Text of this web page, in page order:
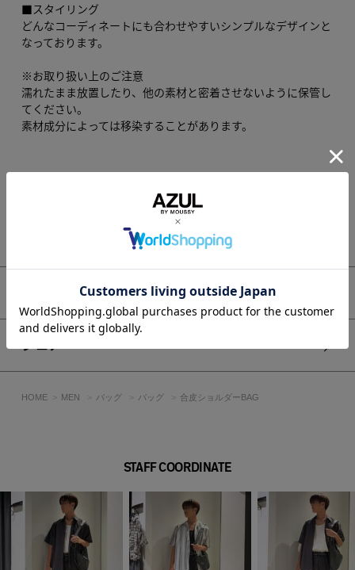
■スタイリング
どんなコーディネートにも合わせやすいシンプルなデザインと
なっております。
※お取り扱い上のご注意
濡れたまま放置したり、他の素材と密着させないように保管し
てください。
素材成分によっては移染することがあります。
※画像の商品はサンプルです。実際の商品と仕様、加工が若干
異なる場合があります。
※画像の商品は光の照射や角度、お使いのモニター環境によ
もっと見る
アイテムサイズ
シェア
HOME MEN バッグ バッグ 合皮ショルダーBAG
STAFF COORDINATE